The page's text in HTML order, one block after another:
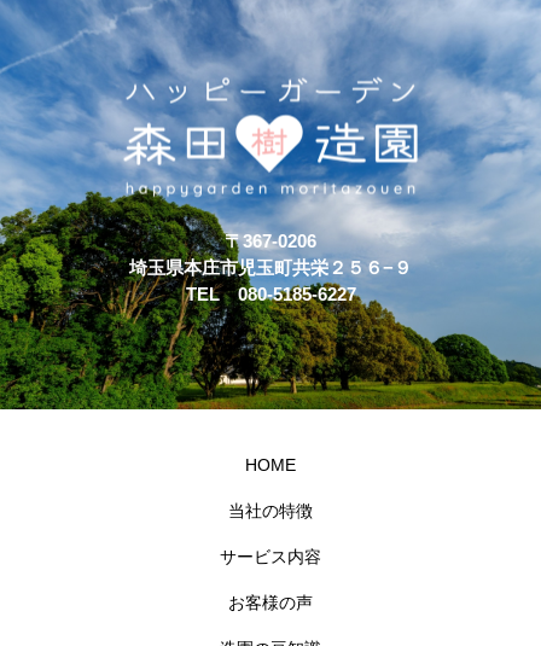
〒367-0206
埼玉県本庄市児玉町共栄２５６−９
TEL 080-5185-6227
HOME
当社の特徴
サービス内容
お客様の声